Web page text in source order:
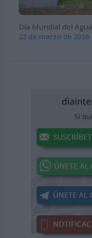
Día Mundial del Agua
22 de marzo de 2026